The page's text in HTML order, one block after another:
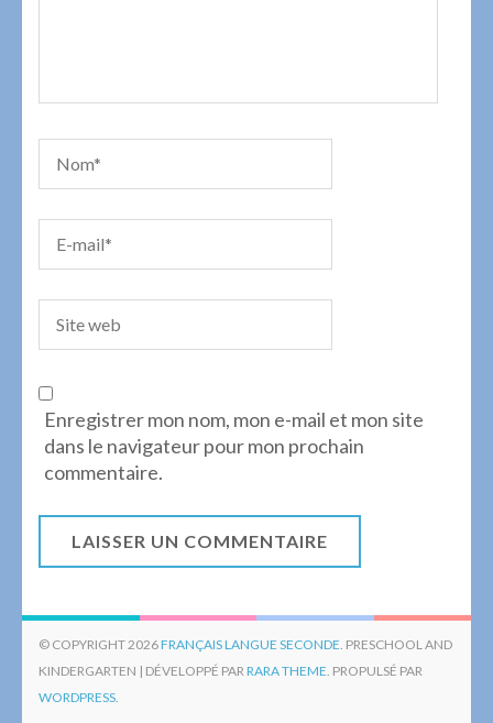
Enregistrer mon nom, mon e-mail et mon site
dans le navigateur pour mon prochain
commentaire.
© COPYRIGHT 2026FRANÇAIS LANGUE SECONDE. PRESCHOOL AND
KINDERGARTEN | DÉVELOPPÉ PARRARA THEME. PROPULSÉ PAR
WORDPRESS.